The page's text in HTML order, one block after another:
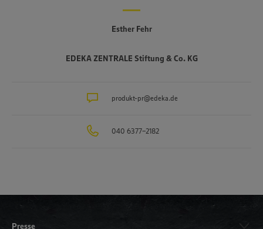
Esther Fehr
EDEKA ZENTRALE Stiftung & Co. KG
produkt-pr@edeka.de
040 6377-2182
Presse